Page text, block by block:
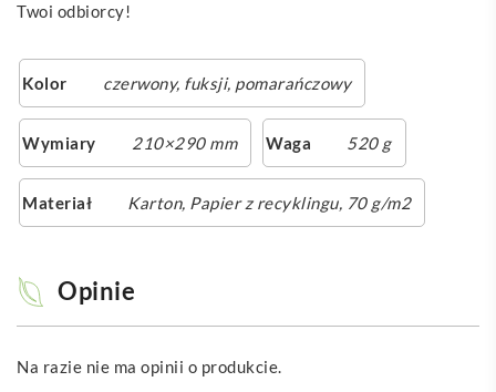
Twoi odbiorcy!
Kolor czerwony, fuksji, pomarańczowy
Wymiary 210×290 mm Waga 520 g
Materiał Karton, Papier z recyklingu, 70 g/m2
Opinie
Na razie nie ma opinii o produkcie.